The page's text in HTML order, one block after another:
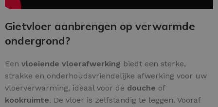
Gietvloer aanbrengen op verwarmde
ondergrond?
Een vloeiende vloerafwerking biedt een sterke,
strakke en onderhoudsvriendelijke afwerking voor uw
vloerverwarming, ideaal voor de douche of
kookruimte. De vloer is zelfstandig te leggen. Vooraf